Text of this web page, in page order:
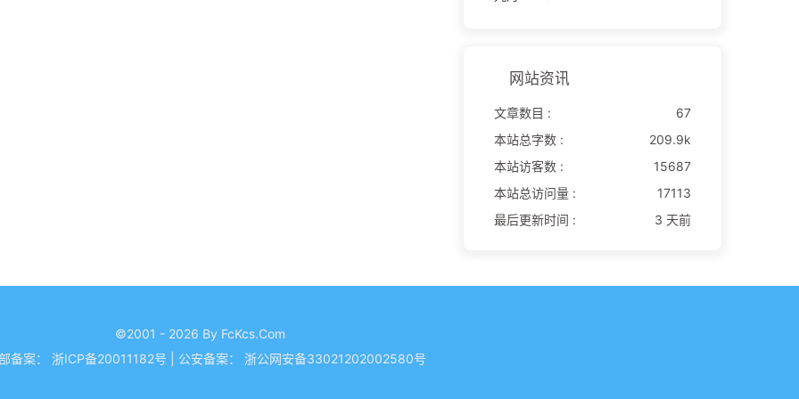
网站资讯
文章数目 :
67
本站总字数 :
209.9k
本站访客数 :
15687
本站总访问量 :
17113
最后更新时间 :
3 天前
©2001 - 2026 By FcKcs.Com
备案： 浙ICP备20011182号 公安备案： 浙公网安备33021202002580号